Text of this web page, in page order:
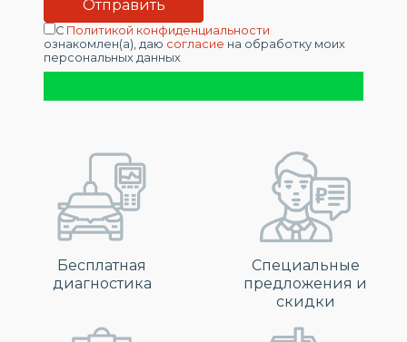
С Политикой конфиденциальности
ознакомлен(а), даю согласие на обработку моих
персональных данных
Бесплатная
диагностика
Специальные
предложения и
скидки